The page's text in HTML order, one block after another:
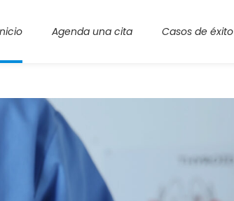
Agenda una cita Casos de éxito